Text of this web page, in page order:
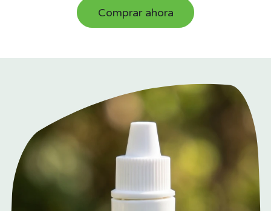
Comprar ahora